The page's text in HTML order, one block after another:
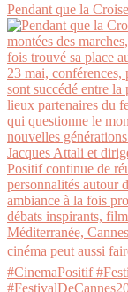
Pendant que la